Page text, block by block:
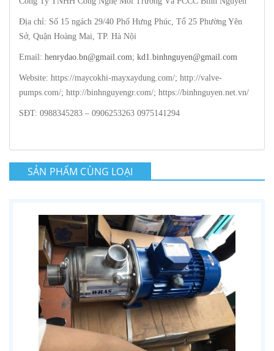
Địa chỉ: Số 15 ngách 29/40 Phố Hưng Phúc, Tổ 25 Phường Yên
Sở, Quận Hoàng Mai, TP. Hà Nội
Email: henrydao.bn@gmail.com; kd1.binhnguyen@gmail.com
Website: https://maycokhi-mayxaydung.com/; http://valve-
pumps.com/; http://binhnguyengr.com/; https://binhnguyen.net.vn/
SĐT: 0988345283 – 0906253263 0975141294
SẢN PHẨM CÙNG LOẠI